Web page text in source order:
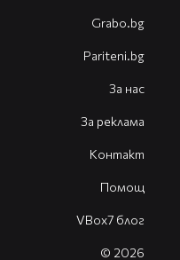
Grabo.bg
Pariteni.bg
За нас
За реклама
Контакт
Помощ
VBox7 блог
© 2026